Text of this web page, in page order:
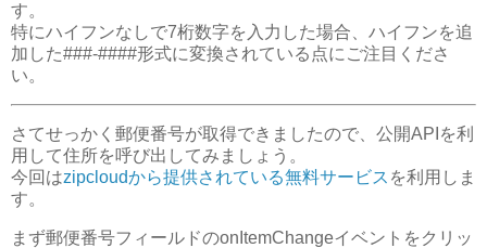
す。
特にハイフンなしで7桁数字を入力した場合、ハイフンを追
加した###-####形式に変換されている点にご注目くださ
い。
さてせっかく郵便番号が取得できましたので、公開APIを利
用して住所を呼び出してみましょう。
今回はzipcloudから提供されている無料サービス を利用しま
す。
まず郵便番号フィールドのonItemChangeイベントをクリッ